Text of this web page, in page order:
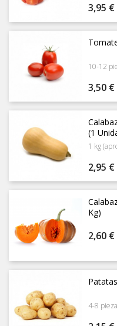
Precio
3,95 €
10-12
Precio
3,50 €
(1
1 kg
Precio
2,95 €
Kg)
Precio
2,60 €
4-8